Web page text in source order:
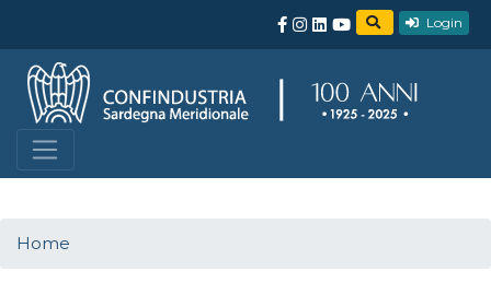
Login
Home